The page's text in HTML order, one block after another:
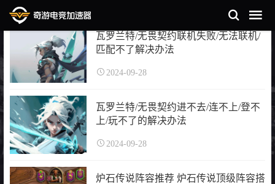
瓦罗兰特/无畏契约联机失败/无法联机/
匹配不了解决办法
2024-09-28
瓦罗兰特/无畏契约进不去/连不上/登不
上/玩不了的解决办法
2024-09-28
炉石传说阵容推荐 炉石传说顶级阵容搭